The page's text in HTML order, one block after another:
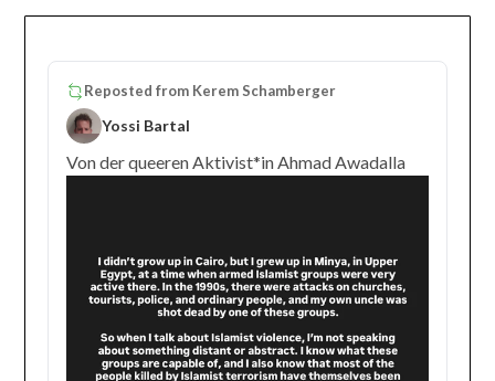
Reposted from Kerem Schamberger
Yossi Bartal
Von der queeren Aktivist*in Ahmad Awadalla